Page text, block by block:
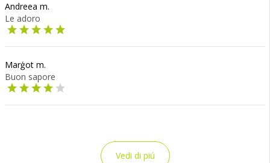
Andreea m.
Le adoro
Marģot m.
Buon sapore
Vedi di piú